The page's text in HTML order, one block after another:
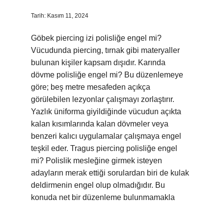
Tarih: Kasım 11, 2024
Göbek piercing izi polisliğe engel mi?
Vücudunda piercing, tırnak gibi materyaller
bulunan kişiler kapsam dışıdır. Karında
dövme polisliğe engel mi? Bu düzenlemeye
göre; beş metre mesafeden açıkça
görülebilen lezyonlar çalışmayı zorlaştırır.
Yazlık üniforma giyildiğinde vücudun açıkta
kalan kısımlarında kalan dövmeler veya
benzeri kalıcı uygulamalar çalışmaya engel
teşkil eder. Tragus piercing polisliğe engel
mi? Polislik mesleğine girmek isteyen
adayların merak ettiği sorulardan biri de kulak
deldirmenin engel olup olmadığıdır. Bu
konuda net bir düzenleme bulunmamakla